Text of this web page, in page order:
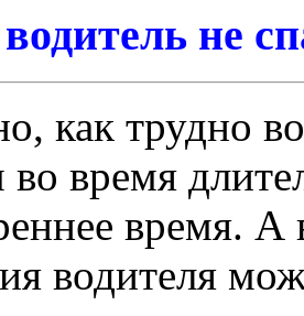
не
как трудно
во время
время. А
водителя